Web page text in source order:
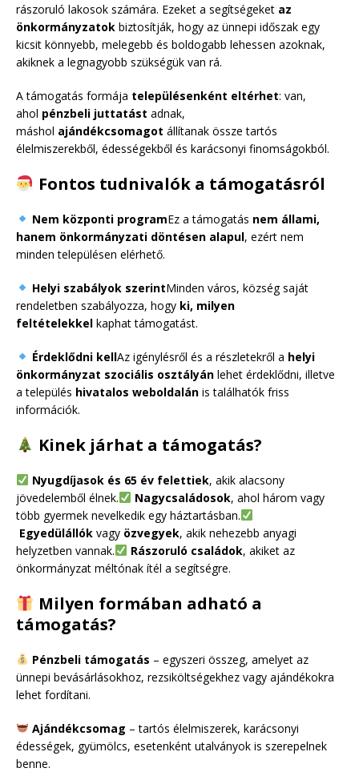
rászoruló lakosok számára. Ezeket a segítségeket az
önkormányzatok biztosítják, hogy az ünnepi időszak egy
kicsit könnyebb, melegebb és boldogabb lehessen azoknak,
akiknek a legnagyobb szükségük van rá.
A támogatás formája településenként eltérhet: van,
ahol pénzbeli juttatást adnak,
máshol ajándékcsomagot állítanak össze tartós
élelmiszerekből, édességekből és karácsonyi finomságokból.
Fontos tudnivalók a támogatásról
Nem központi programEz a támogatás nem állami,
hanem önkormányzati döntésen alapul, ezért nem
minden településen elérhető.
Helyi szabályok szerintMinden város, község saját
rendeletben szabályozza, hogy ki, milyen
feltételekkel kaphat támogatást.
Érdeklődni kellAz igénylésről és a részletekről a helyi
önkormányzat szociális osztályán lehet érdeklődni, illetve
a település hivatalos weboldalán is találhatók friss
információk.
Kinek járhat a támogatás?
Nyugdíjasok és 65 év felettiek, akik alacsony
jövedelemből élnek.
Nagycsaládosok, ahol három vagy
több gyermek nevelkedik egy háztartásban.
Egyedülállók vagy özvegyek, akik nehezebb anyagi
helyzetben vannak.
Rászoruló családok, akiket az
önkormányzat méltónak ítél a segítségre.
Milyen formában adható a
támogatás?
Pénzbeli támogatás – egyszeri összeg, amelyet az
ünnepi bevásárlásokhoz, rezsiköltségekhez vagy ajándékokra
lehet fordítani.
Ajándékcsomag – tartós élelmiszerek, karácsonyi
édességek, gyümölcs, esetenként utalványok is szerepelnek
benne.